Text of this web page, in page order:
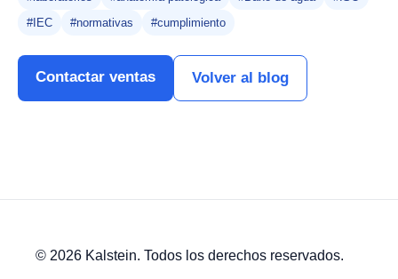
#IEC
#normativas #cumplimiento
Contactar ventas Volver al blog
© 2026 Kalstein. Todos los derechos reservados.